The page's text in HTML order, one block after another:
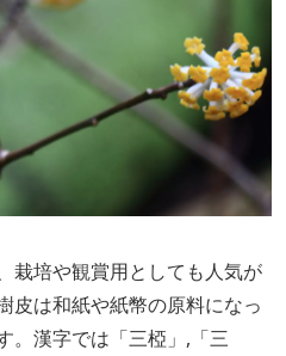
栽培や観賞用としても人気が
皮は和紙や紙幣の原料になっ
。漢字では「三椏」,「三